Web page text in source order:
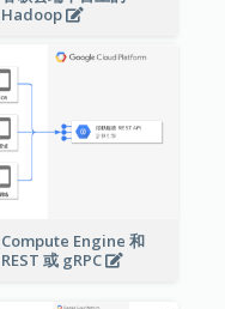
Hadoop
Compute Engine 和
REST 或 gRPC